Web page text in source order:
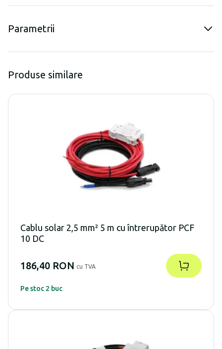
Parametrii
Produse similare
Cablu solar 2,5 mm² 5 m cu întrerupător PCF
10 DC
186,40 RON cu TVA
Pe stoc 2 buc